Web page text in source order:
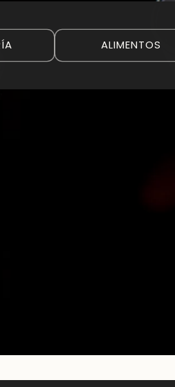
ALIMENTOS